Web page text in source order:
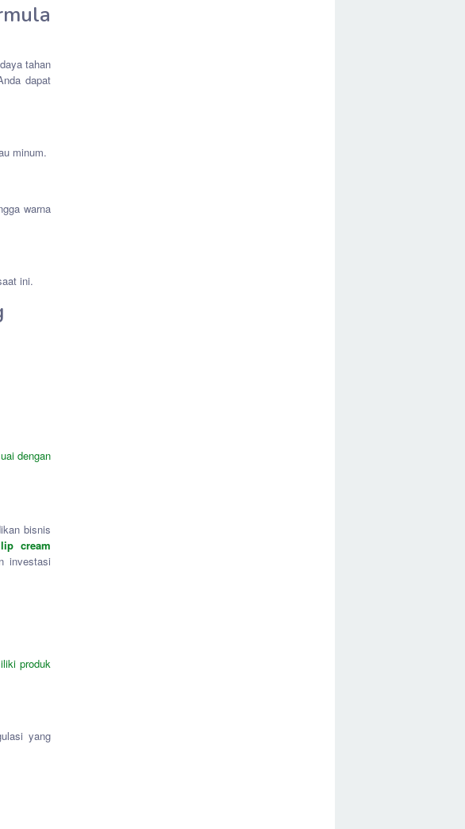
tahan
dapat
minum.
warna
ini.
dengan
bisnis
cream
investasi
produk
yang